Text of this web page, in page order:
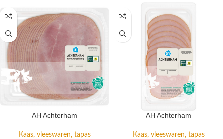
AH Achterham
Kaas, vleeswaren, tapas
AH Achterham
Kaas, vleeswaren, tapas